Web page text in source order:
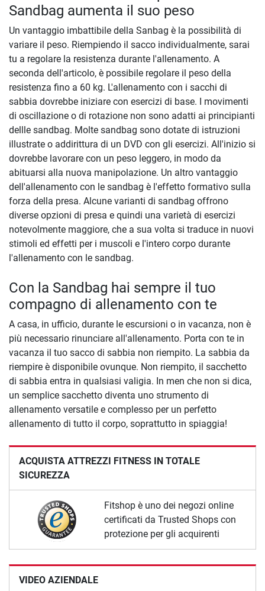
ACQUISTA ATTREZZI FITNESS IN TOTALE
SICUREZZA
Fitshop è uno dei negozi online
certificati da Trusted Shops con
protezione per gli acquirenti
VIDEO AZIENDALE
Sandbag aumenta il suo peso
Un vantaggio imbattibile della Sanbag è la possibilità di
variare il peso. Riempiendo il sacco individualmente, sarai
tu a regolare la resistenza durante l'allenamento. A
seconda dell'articolo, è possibile regolare il peso della
resistenza fino a 60 kg. L'allenamento con i sacchi di
sabbia dovrebbe iniziare con esercizi di base. I movimenti
di oscillazione o di rotazione non sono adatti ai principianti
dellle sandbag. Molte sandbag sono dotate di istruzioni
illustrate o addirittura di un DVD con gli esercizi. All'inizio si
dovrebbe lavorare con un peso leggero, in modo da
abituarsi alla nuova manipolazione. Un altro vantaggio
dell'allenamento con le sandbag è l'effetto formativo sulla
forza della presa. Alcune varianti di sandbag offrono
diverse opzioni di presa e quindi una varietà di esercizi
notevolmente maggiore, che a sua volta si traduce in nuovi
stimoli ed effetti per i muscoli e l'intero corpo durante
l'allenamento con le sandbag.
Con la Sandbag hai sempre il tuo
compagno di allenamento con te
A casa, in ufficio, durante le escursioni o in vacanza, non è
più necessario rinunciare all'allenamento. Porta con te in
vacanza il tuo sacco di sabbia non riempito. La sabbia da
riempire è disponibile ovunque. Non riempito, il sacchetto
di sabbia entra in qualsiasi valigia. In men che non si dica,
un semplice sacchetto diventa uno strumento di
allenamento versatile e complesso per un perfetto
allenamento di tutto il corpo, soprattutto in spiaggia!